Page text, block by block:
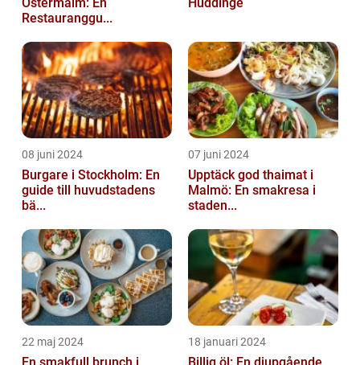
Restauranggu...
08 juni 2024
Burgare i Stockholm: En
guide till huvudstadens
bä...
07 juni 2024
Upptäck god thaimat i
Malmö: En smakresa i
staden...
22 maj 2024
En smakfull brunch i
18 januari 2024
Billig öl: En djupgående